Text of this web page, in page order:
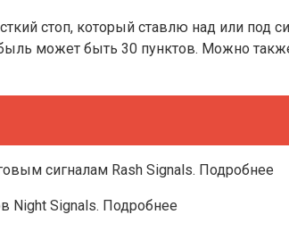
стоп, который ставлю над или
может быть 30 пунктов. Можно
сигналам Rash Signals. Подробнее
Night Signals. Подробнее